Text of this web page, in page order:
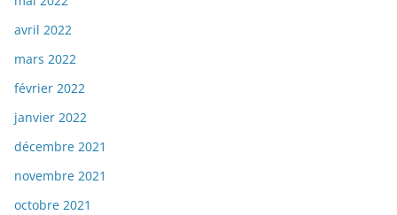
avril 2022
mars 2022
février 2022
janvier 2022
décembre 2021
novembre 2021
octobre 2021